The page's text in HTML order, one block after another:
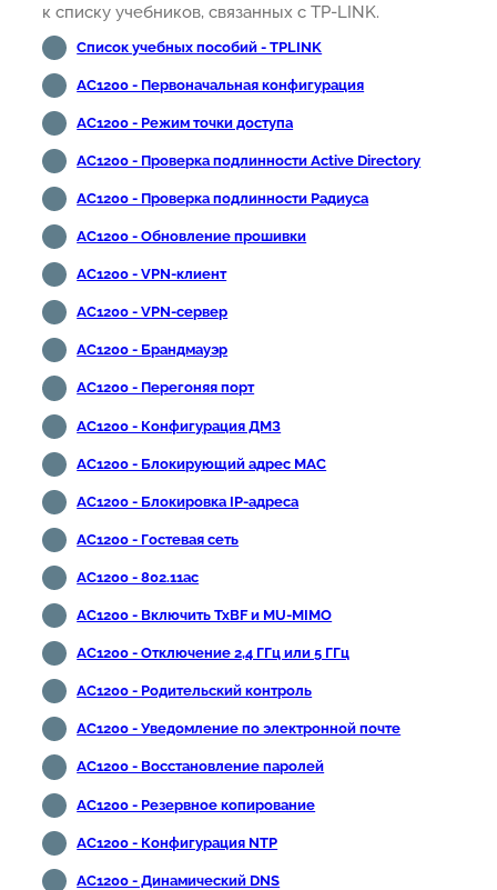
к списку учебников, связанных с TP-LINK.
Список учебных пособий - TPLINK
AC1200 - Первоначальная конфигурация
AC1200 - Режим точки доступа
AC1200 - Проверка подлинности Active Directory
AC1200 - Проверка подлинности Радиуса
AC1200 - Обновление прошивки
AC1200 - VPN-клиент
AC1200 - VPN-сервер
AC1200 - Брандмауэр
AC1200 - Перегоняя порт
AC1200 - Конфигурация ДМЗ
AC1200 - Блокирующий адрес MAC
AC1200 - Блокировка IP-адреса
AC1200 - Гостевая сеть
AC1200 - 802.11ac
AC1200 - Включить TxBF и MU-MIMO
AC1200 - Отключение 2,4 ГГц или 5 ГГц
AC1200 - Родительский контроль
AC1200 - Уведомление по электронной почте
AC1200 - Восстановление паролей
AC1200 - Резервное копирование
AC1200 - Конфигурация NTP
AC1200 - Динамический DNS